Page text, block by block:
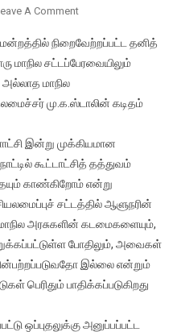
A CommentOn
எதிராக
தீர்மானம்
–
மாநில
முதல்வர்களுக்கு
ஸ்டாலின்
நிறைவேற்றப்பட்ட தனித்
மாநில சட்டப்பேரவையிலும்
மாநில
மு.க.ஸ்டாலின் கடிதம்
இன்று முக்கியமான
கூட்டாட்சித் தத்துவம்
காண்கிறோம் என்று
சட்டத்தில் ஆளுநரின்
அரசுகளின் கடமைகளையும்,
போதிலும், அவைகள்
இல்லை என்றும்
பெரிதும் பாதிக்கப்படுகிறது
ஒப்புதலுக்கு அனுப்பப்பட்ட